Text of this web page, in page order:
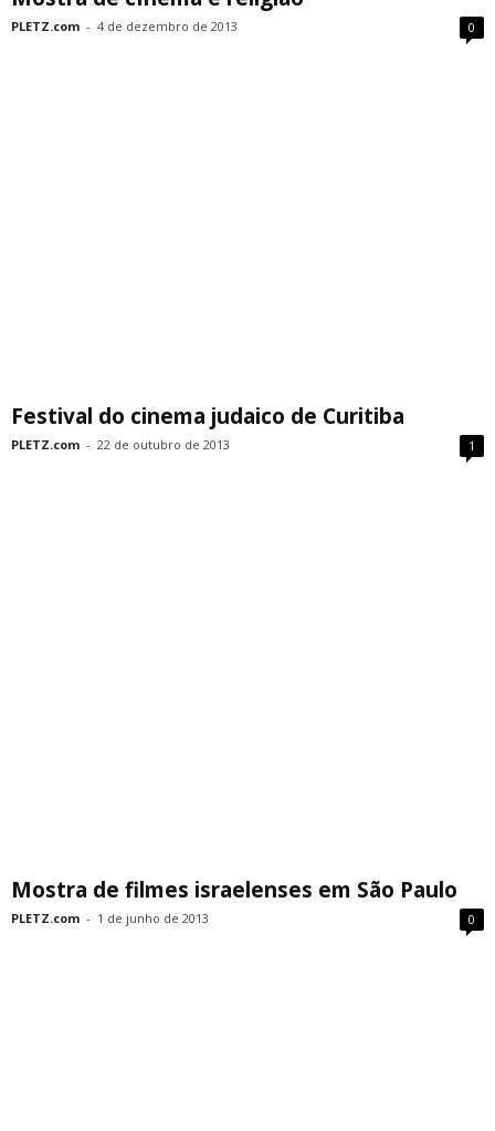
PLETZ.com - 4 de dezembro de 2013 0
Festival do cinema judaico de Curitiba
PLETZ.com - 22 de outubro de 2013 1
Mostra de filmes israelenses em São Paulo
PLETZ.com - 1 de junho de 2013 0